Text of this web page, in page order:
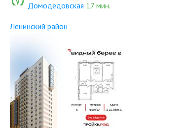
Домодедовская 17 мин.
Ленинский район